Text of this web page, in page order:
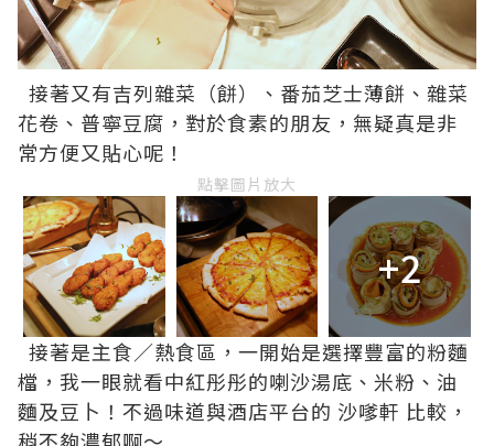
接著又有吉列雜菜（餅）、番茄芝士薄餅、雜菜
花卷、普寧豆腐，對於食素的朋友，無疑真是非
常方便又貼心呢！
點擊圖片放大
+2
接著是主食／熱食區，一開始是選擇豐富的粉麵
檔，我一眼就看中紅彤彤的喇沙湯底、米粉、油
麵及豆卜！不過味道與酒店平台的 沙嗲軒 比較，